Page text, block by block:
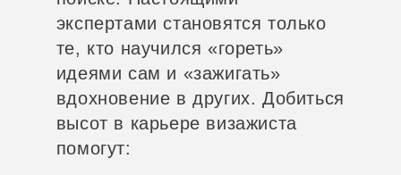
экспертами становятся только
те, кто научился «гореть»
идеями сам и «зажигать»
вдохновение в других. Добиться
высот в карьере визажиста
помогут: